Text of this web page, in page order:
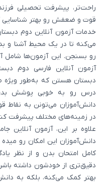
راحت‌تر، پیشرفت تحصیلی
قوت و ضعفش رو بهتر شناسایی
خدمات آزمون آنلاین دوم
می‌کنه تا در یک محیط آشنا و
رو بسنجن. این آزمون‌ها شامل
آزمون آنلاین فارسی دوم
دبستان هستن که به‌طور ویژه
درس رو به خوبی پوشش بدن.
دانش‌آموزان می‌تونن به
در زمینه‌های مختلف پیشرفت
علاوه بر این، آزمون
دانش‌آموزان این امکان رو
کامل امتحان بدن و از نظر
دقیق‌تری از خودشون داشته
بهتر کمک می‌کنه، بلکه به